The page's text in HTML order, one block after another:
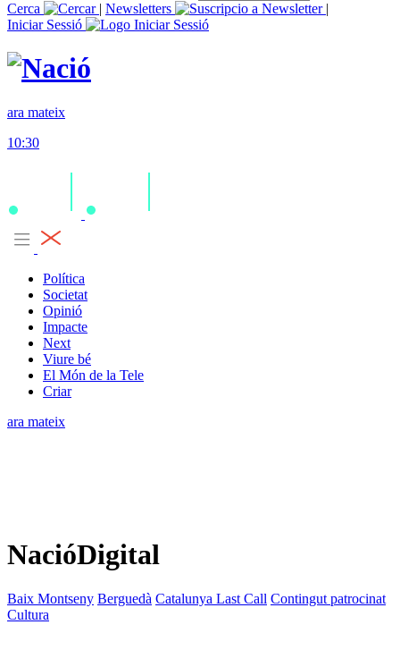
Cerca
| Newsletters
|
Iniciar Sessió
ara mateix
10:30
Política
Societat
Opinió
Impacte
Next
Viure bé
El Món de la Tele
Criar
ara mateix
NacióDigital
Baix Montseny Berguedà Catalunya Last Call Contingut patrocinat
Cultura